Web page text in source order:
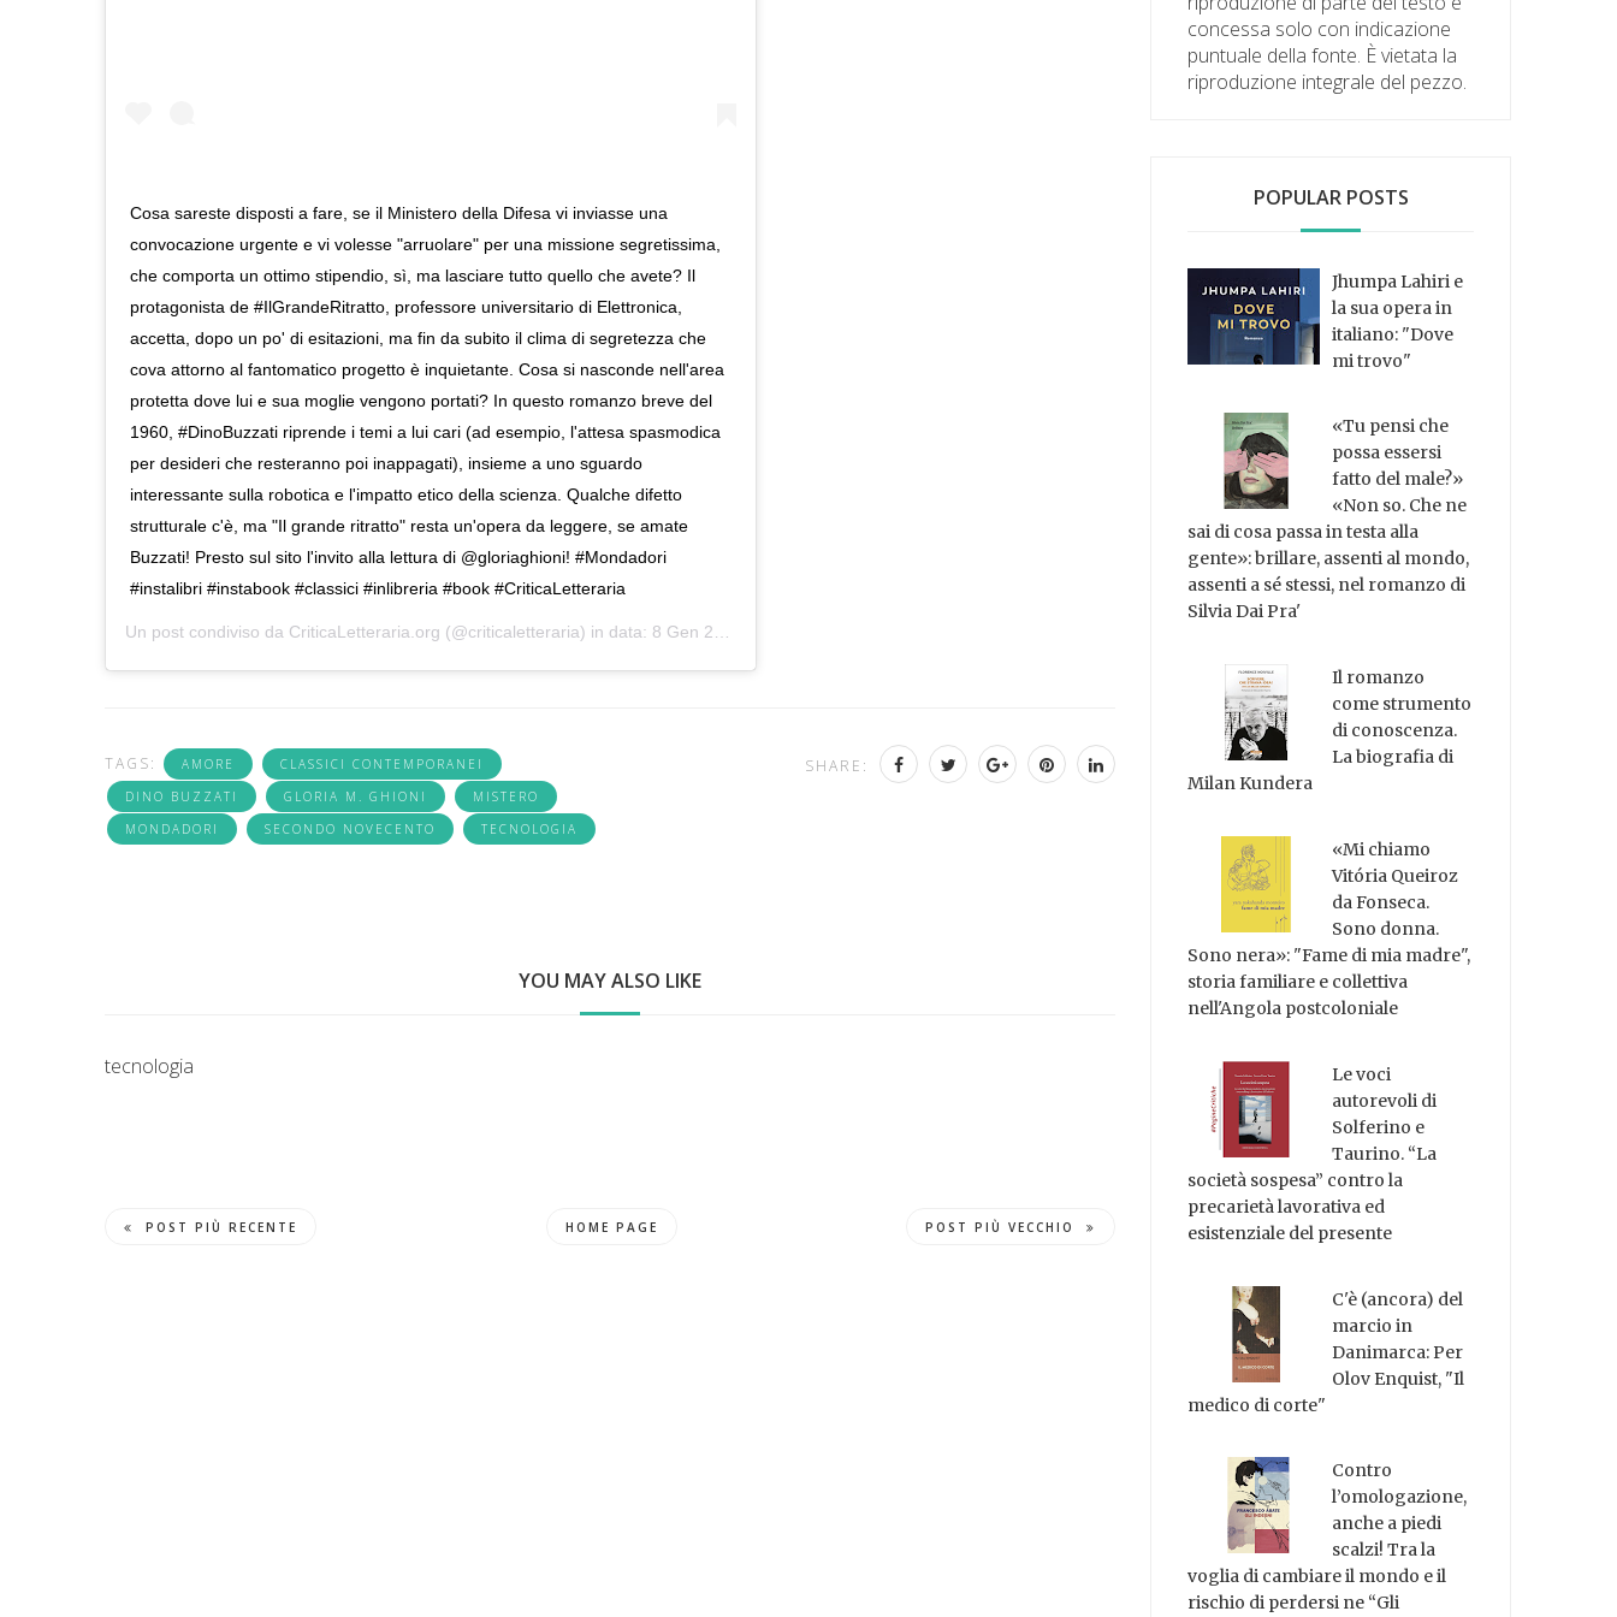
Cosa sareste disposti a fare, se il Ministero della Difesa vi inviasse una
convocazione urgente e vi volesse "arruolare" per una missione segretissima,
che comporta un ottimo stipendio, sì, ma lasciare tutto quello che avete? Il
protagonista de #IlGrandeRitratto, professore universitario di Elettronica,
accetta, dopo un po' di esitazioni, ma fin da subito il clima di segretezza che
cova attorno al fantomatico progetto è inquietante. Cosa si nasconde nell'area
protetta dove lui e sua moglie vengono portati? In questo romanzo breve del
1960, #DinoBuzzati riprende i temi a lui cari (ad esempio, l'attesa spasmodica
per desideri che resteranno poi inappagati), insieme a uno sguardo
interessante sulla robotica e l'impatto etico della scienza. Qualche difetto
strutturale c'è, ma "Il grande ritratto" resta un'opera da leggere, se amate
Buzzati! Presto sul sito l'invito alla lettura di @gloriaghioni! #Mondadori
#instalibri #instabook #classici #inlibreria #book #CriticaLetteraria
Un post condiviso da CriticaLetteraria.org (@criticaletteraria) in data: 8 Gen 2020 alle ore 10:13 PST
TAGS: AMORE
CLASSICI CONTEMPORANEI
DINO BUZZATI
GLORIA M. GHIONI
MISTERO
MONDADORI
SECONDO NOVECENTO TECNOLOGIA
SHARE:
YOU MAY ALSO LIKE
tecnologia
POST PIÙ RECENTE HOME PAGE POST PIÙ VECCHIO
concessa solo con indicazione
puntuale della fonte. È vietata la
riproduzione integrale del pezzo.
POPULAR POSTS
Jhumpa Lahiri e
la sua opera in
italiano: "Dove
mi trovo"
«Tu pensi che
possa essersi
fatto del male?»
«Non so. Che ne
sai di cosa passa in testa alla
gente»: brillare, assenti al mondo,
assenti a sé stessi, nel romanzo di
Silvia Dai Pra'
Il romanzo
come strumento
di conoscenza.
La biografia di
Milan Kundera
«Mi chiamo
Vitória Queiroz
da Fonseca.
Sono donna.
Sono nera»: "Fame di mia madre",
storia familiare e collettiva
nell'Angola postcoloniale
Le voci
autorevoli di
Solferino e
Taurino. “La
società sospesa” contro la
precarietà lavorativa ed
esistenziale del presente
C'è (ancora) del
marcio in
Danimarca: Per
Olov Enquist, "Il
medico di corte"
Contro
l’omologazione,
anche a piedi
scalzi! Tra la
voglia di cambiare il mondo e il
rischio di perdersi ne “Gli